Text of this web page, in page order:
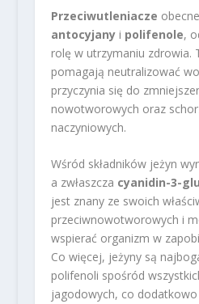
Przeciwutleniacze
antocyjanyi polifenole,
rolę w utrzymaniu zdrowia.
pomagają neutralizować
przyczynia się do
nowotworowych oraz
naczyniowych.
Wśród składników jeżyn
a zwłaszcza cyanidin-3-
jest znany ze swoich
przeciwnowotworowych i
wspierać organizm w
Co więcej, jeżyny są
polifenoli spośród
jagodowych, co